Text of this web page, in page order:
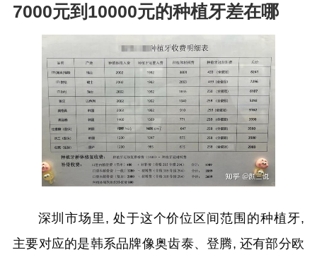
7000元到10000元的种植牙差在哪
深圳市场里, 处于这个价位区间范围的种植牙,
主要对应的是韩系品牌像奥齿泰、登腾, 还有部分欧